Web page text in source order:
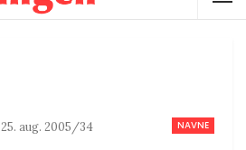
NAVNE
25. aug. 2005/34